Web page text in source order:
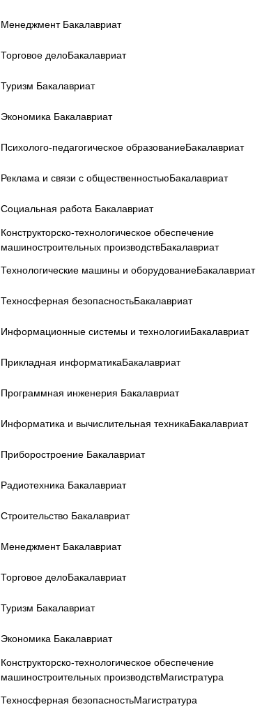
Менеджмент Бакалавриат
Торговое делоБакалавриат
Туризм Бакалавриат
Экономика Бакалавриат
Психолого-педагогическое образованиеБакалавриат
Реклама и связи с общественностьюБакалавриат
Социальная работа Бакалавриат
Конструкторско-технологическое обеспечение
машиностроительных производствБакалавриат
Технологические машины и оборудованиеБакалавриат
Техносферная безопасностьБакалавриат
Информационные системы и технологииБакалавриат
Прикладная информатикаБакалавриат
Программная инженерия Бакалавриат
Информатика и вычислительная техникаБакалавриат
Приборостроение Бакалавриат
Радиотехника Бакалавриат
Строительство Бакалавриат
Менеджмент Бакалавриат
Торговое делоБакалавриат
Туризм Бакалавриат
Экономика Бакалавриат
Конструкторско-технологическое обеспечение
машиностроительных производствМагистратура
Техносферная безопасностьМагистратура